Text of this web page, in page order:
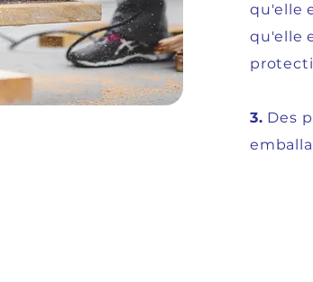
qu'elle
qu'elle
3. Des